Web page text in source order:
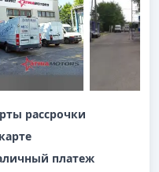
рассрочки
платеж